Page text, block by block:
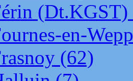
(Dt.KGST)
en-
(62)